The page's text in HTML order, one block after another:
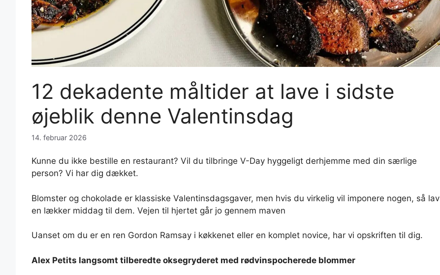
12 dekadente måltider at lave i sidste
øjeblik denne Valentinsdag
14. februar 2026
Kunne du ikke bestille en restaurant? Vil du tilbringe V-Day hyggeligt derhjemme med din særlige
person? Vi har dig dækket.
Blomster og chokolade er klassiske Valentinsdagsgaver, men hvis du virkelig vil imponere nogen, så lav
en lækker middag til dem. Vejen til hjertet går jo gennem maven
Uanset om du er en ren Gordon Ramsay i køkkenet eller en komplet novice, har vi opskriften til dig.
Alex Petits langsomt tilberedte oksegryderet med rødvinspocherede blommer